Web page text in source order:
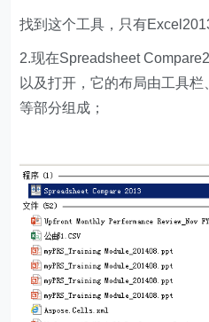
找到这个工具，只有
2.现在Spreadsheet
以及打开，它的布局由工具
等部分组成；